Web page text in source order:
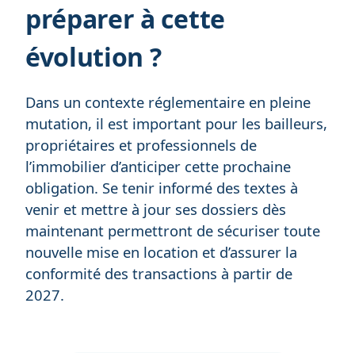
préparer à cette
évolution ?
Dans un contexte réglementaire en pleine
mutation, il est important pour les bailleurs,
propriétaires et professionnels de
l’immobilier d’anticiper cette prochaine
obligation. Se tenir informé des textes à
venir et mettre à jour ses dossiers dès
maintenant permettront de sécuriser toute
nouvelle mise en location et d’assurer la
conformité des transactions à partir de
2027.